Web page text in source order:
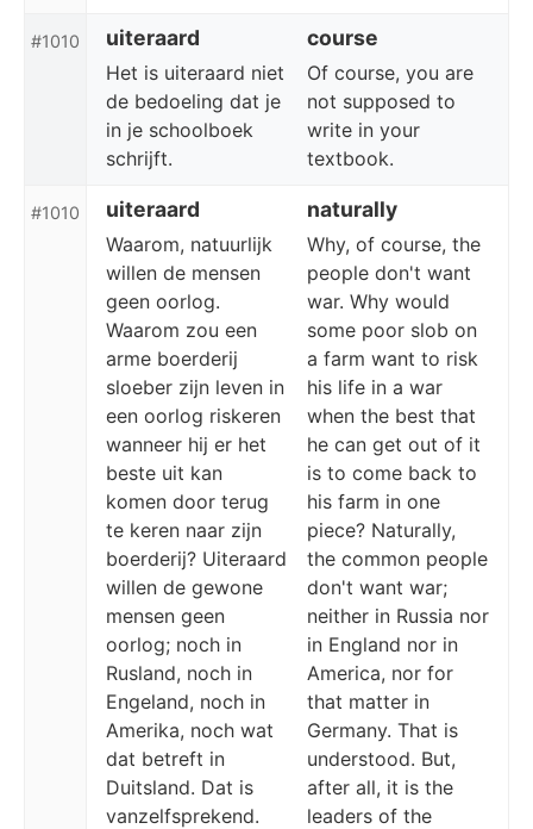
#1010 uiteraard course
Het is uiteraard niet
de bedoeling dat je
in je schoolboek
schrijft.
Of course, you are
not supposed to
write in your
textbook.
#1010 uiteraard naturally
Waarom, natuurlijk
willen de mensen
geen oorlog.
Waarom zou een
arme boerderij
sloeber zijn leven in
een oorlog riskeren
wanneer hij er het
beste uit kan
komen door terug
te keren naar zijn
boerderij? Uiteraard
willen de gewone
mensen geen
oorlog; noch in
Rusland, noch in
Engeland, noch in
Amerika, noch wat
dat betreft in
Duitsland. Dat is
vanzelfsprekend.
Why, of course, the
people don't want
war. Why would
some poor slob on
a farm want to risk
his life in a war
when the best that
he can get out of it
is to come back to
his farm in one
piece? Naturally,
the common people
don't want war;
neither in Russia nor
in England nor in
America, nor for
that matter in
Germany. That is
understood. But,
after all, it is the
leaders of the